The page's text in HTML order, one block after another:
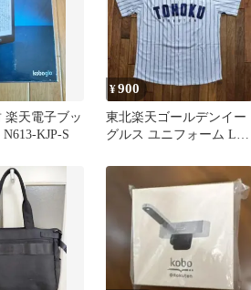
楽天電子ブッ
KJP-S
¥900
東北楽天ゴールデンイー
グルス ユニフォーム Lサ